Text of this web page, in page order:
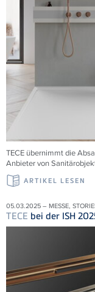
TECE übernimmt die
Anbieter von
ARTIKEL LESEN
05.03.2025 – MESSE,
TECE bei der ISH